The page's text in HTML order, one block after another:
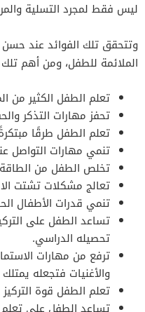
ليس فقط لمجرد التسلية
وتتحقق تلك الفوائد عند حسن
الملائمة للطفل، ومن أهم تلك
تعلم الطفل الكثير من
تحفز مهارات التذكر
تعلم الطفل طرقًا مبتكرةً
تنمي مهارات التواصل
تخلص الطفل من
تعالج مشكلات تشتت
تنمي قدرات الأطفال
تساعد الطفل على
تحصيله الدراسي.
ترفع من مهارات
والأغنيات فتجعله
تعلم الطفل قوة